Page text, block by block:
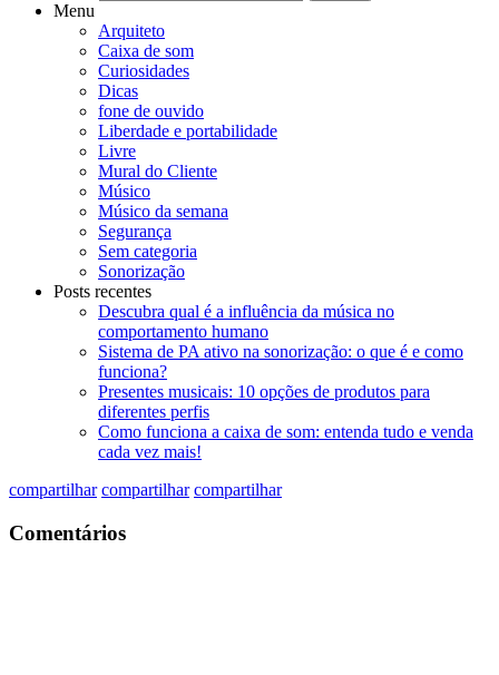
Menu
Arquiteto
Caixa de som
Curiosidades
Dicas
fone de ouvido
Liberdade e portabilidade
Livre
Mural do Cliente
Músico
Músico da semana
Segurança
Sem categoria
Sonorização
Posts recentes
Descubra qual é a influência da música no
comportamento humano
Sistema de PA ativo na sonorização: o que é e como
funciona?
Presentes musicais: 10 opções de produtos para
diferentes perfis
Como funciona a caixa de som: entenda tudo e venda
cada vez mais!
compartilhar compartilhar compartilhar
Comentários